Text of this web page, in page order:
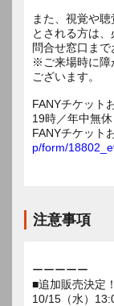
また、視覚や
とされる方は
問合せ窓口まで
※ご来場時に障
ございます。
FANYチケット
19時／年中無休
FANYチケット
p/form/
注意事項
ーーーーー
■追加販売決定
10/15（水）